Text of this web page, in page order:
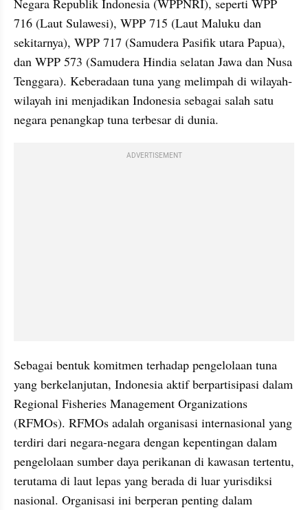
Negara Republik Indonesia (WPPNRI), seperti WPP
716 (Laut Sulawesi), WPP 715 (Laut Maluku dan
sekitarnya), WPP 717 (Samudera Pasifik utara Papua),
dan WPP 573 (Samudera Hindia selatan Jawa dan Nusa
Tenggara). Keberadaan tuna yang melimpah di wilayah-
wilayah ini menjadikan Indonesia sebagai salah satu
negara penangkap tuna terbesar di dunia.
ADVERTISEMENT
Sebagai bentuk komitmen terhadap pengelolaan tuna
yang berkelanjutan, Indonesia aktif berpartisipasi dalam
Regional Fisheries Management Organizations
(RFMOs). RFMOs adalah organisasi internasional yang
terdiri dari negara-negara dengan kepentingan dalam
pengelolaan sumber daya perikanan di kawasan tertentu,
terutama di laut lepas yang berada di luar yurisdiksi
nasional. Organisasi ini berperan penting dalam